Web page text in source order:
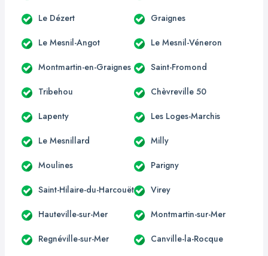
Le Dézert Graignes
Le Mesnil-Angot Le Mesnil-Véneron
Montmartin-en-Graignes Saint-Fromond
Tribehou Chèvreville 50
Lapenty Les Loges-Marchis
Le Mesnillard Milly
Moulines Parigny
Saint-Hilaire-du-Harcouët Virey
Hauteville-sur-Mer Montmartin-sur-Mer
Regnéville-sur-Mer Canville-la-Rocque